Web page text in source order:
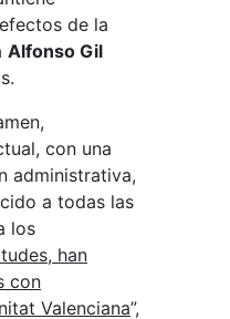
de la
Alfonso Gil
con una
administrativa,
a todas las
los
han
con
Valenciana”,